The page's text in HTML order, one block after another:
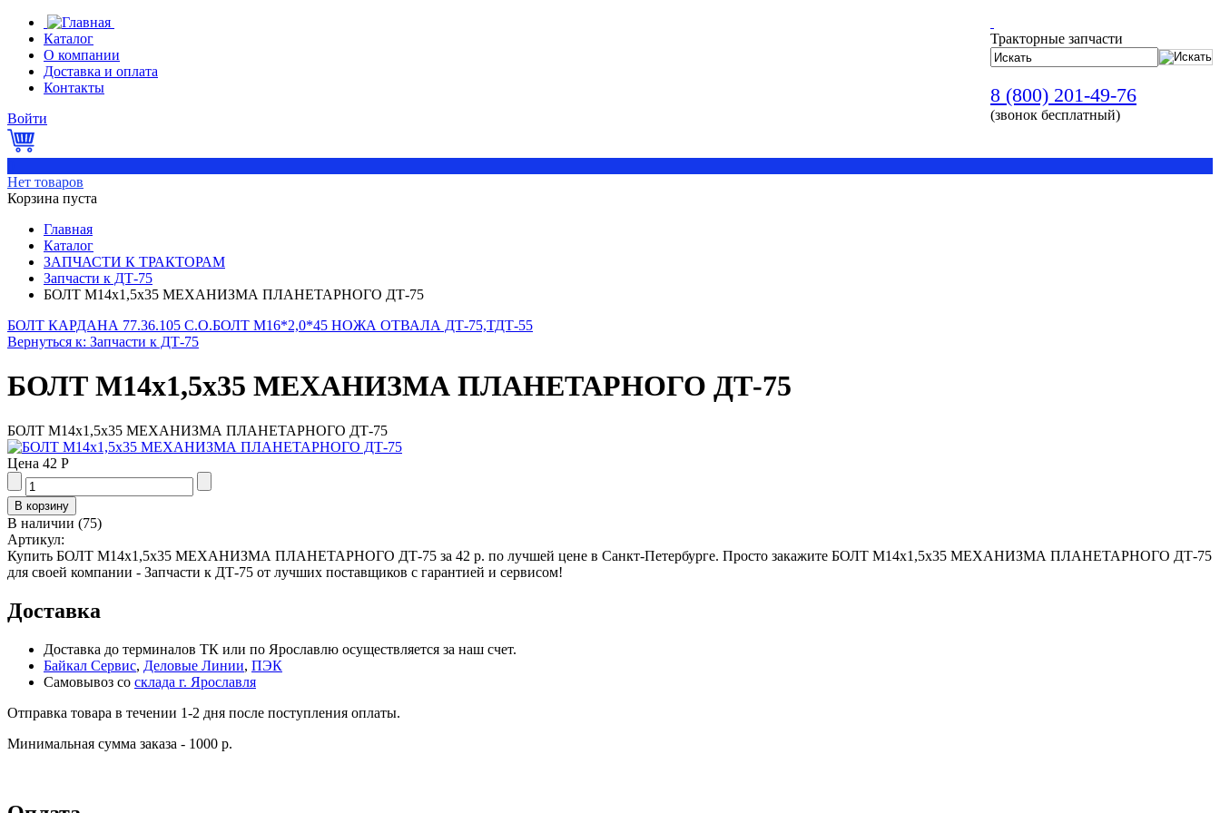
Тракторные запчасти
8 (800) 201-49-76
(звонок бесплатный)
Каталог
О компании
Доставка и оплата
Контакты
Войти
Нет товаров
Корзина пуста
Главная
Каталог
ЗАПЧАСТИ К ТРАКТОРАМ
Запчасти к ДТ-75
БОЛТ М14х1,5х35 МЕХАНИЗМА ПЛАНЕТАРНОГО ДТ-75
БОЛТ КАРДАНА 77.36.105 С.О.БОЛТ М16*2,0*45 НОЖА ОТВАЛА ДТ-75,ТДТ-55
Вернуться к: Запчасти к ДТ-75
БОЛТ М14х1,5х35 МЕХАНИЗМА ПЛАНЕТАРНОГО ДТ-75
БОЛТ М14х1,5х35 МЕХАНИЗМА ПЛАНЕТАРНОГО ДТ-75
Цена 42 Р
В наличии (75)
Артикул:
Купить БОЛТ М14х1,5х35 МЕХАНИЗМА ПЛАНЕТАРНОГО ДТ-75 за 42 р. по лучшей цене в Санкт-Петербурге. Просто закажите БОЛТ М14х1,5х35 МЕХАНИЗМА ПЛАНЕТАРНОГО ДТ-75
для своей компании - Запчасти к ДТ-75 от лучших поставщиков с гарантией и сервисом!
Доставка
Доставка до терминалов ТК или по Ярославлю осуществляется за наш счет.
Байкал Сервис, Деловые Линии, ПЭК
Самовывоз со склада г. Ярославля
Отправка товара в течении 1-2 дня после поступления оплаты.
Минимальная сумма заказа - 1000 р.